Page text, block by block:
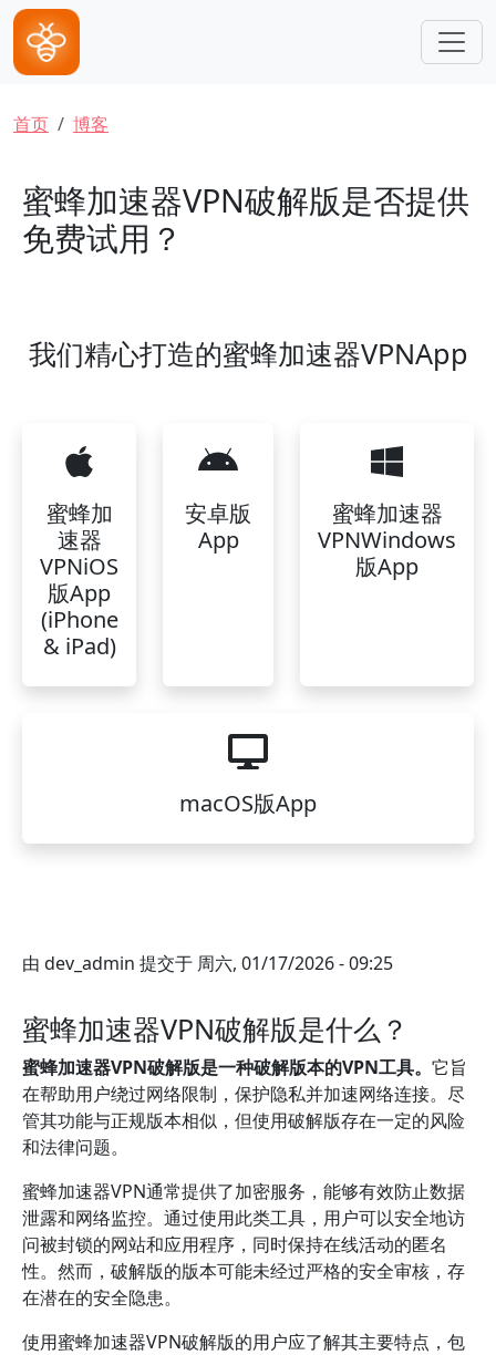
跳转到主要内容
面包屑
首页 博客
蜜蜂加速器VPN破解版是否提供
免费试用？
我们精心打造的蜜蜂加速器VPNApp
蜜蜂加
速器
VPNiOS
版App
(iPhone
& iPad)
安卓版
App
蜜蜂加速器
VPNWindows
版App
macOS版App
由 dev_admin 提交于 周六, 01/17/2026 - 09:25
蜜蜂加速器VPN破解版是什么？
蜜蜂加速器VPN破解版是一种破解版本的VPN工具。 它旨
在帮助用户绕过网络限制，保护隐私并加速网络连接。尽
管其功能与正规版本相似，但使用破解版存在一定的风险
和法律问题。
蜜蜂加速器VPN通常提供了加密服务，能够有效防止数据
泄露和网络监控。通过使用此类工具，用户可以安全地访
问被封锁的网站和应用程序，同时保持在线活动的匿名
性。然而，破解版的版本可能未经过严格的安全审核，存
在潜在的安全隐患。
使用蜜蜂加速器VPN破解版的用户应了解其主要特点，包